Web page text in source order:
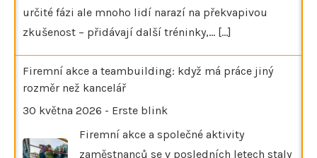
určité fázi ale mnoho lidí narazí na překvapivou
zkušenost – přidávají další tréninky,… [...]
Firemní akce a teambuilding: když má práce jiný
rozměr než kancelář
30 května 2026 - Erste blink
Firemní akce a společné aktivity
zaměstnanců se v posledních letech staly